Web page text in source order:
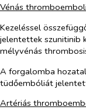
Vénás
Kezeléssel
jelentettek szunitinib
mélyvénás
A forgalomba
tüdőembóliát
Artériás